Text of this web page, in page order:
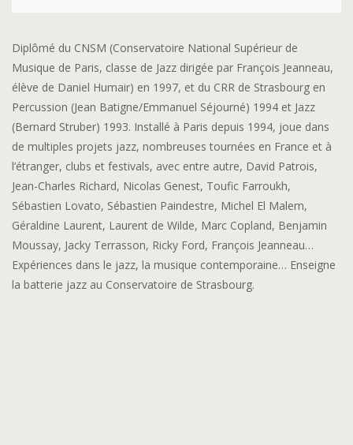
Diplômé du CNSM (Conservatoire National Supérieur de
Musique de Paris, classe de Jazz dirigée par François Jeanneau,
élève de Daniel Humair) en 1997, et du CRR de Strasbourg en
Percussion (Jean Batigne/Emmanuel Séjourné) 1994 et Jazz
(Bernard Struber) 1993. Installé à Paris depuis 1994, joue dans
de multiples projets jazz, nombreuses tournées en France et à
l’étranger, clubs et festivals, avec entre autre, David Patrois,
Jean-Charles Richard, Nicolas Genest, Toufic Farroukh,
Sébastien Lovato, Sébastien Paindestre, Michel El Malem,
Géraldine Laurent, Laurent de Wilde, Marc Copland, Benjamin
Moussay, Jacky Terrasson, Ricky Ford, François Jeanneau…
Expériences dans le jazz, la musique contemporaine… Enseigne
la batterie jazz au Conservatoire de Strasbourg.